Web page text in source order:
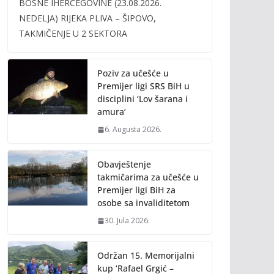
b
o
o
k
er l y
Li
k
BOSNE IHERCEGOVINE (23.08.2026.
NEDELJA) RIJEKA PLIVA – ŠIPOVO,
TAKMIČENJE U 2 SEKTORA
Poziv za učešće u
Premijer ligi SRS BiH u
disciplini ‘Lov šarana i
amura’
6. Augusta 2026.
Obavještenje
takmičarima za učešće u
Premijer ligi BiH za
osobe sa invaliditetom
30. Jula 2026.
Održan 15. Memorijalni
kup ‘Rafael Grgić –